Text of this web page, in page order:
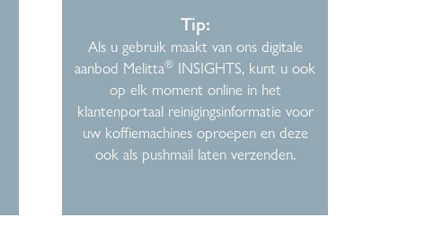
Tip:
Als u gebruik maakt van ons digitale
aanbod Melitta® INSIGHTS, kunt u ook
op elk moment online in het
klantenportaal reinigingsinformatie voor
uw koffiemachines oproepen en deze
ook als pushmail laten verzenden.